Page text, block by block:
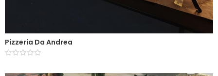
Pizzeria Da Andrea